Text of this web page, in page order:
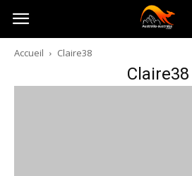
Australia-
australie.com
Accueil Claire38
Claire38